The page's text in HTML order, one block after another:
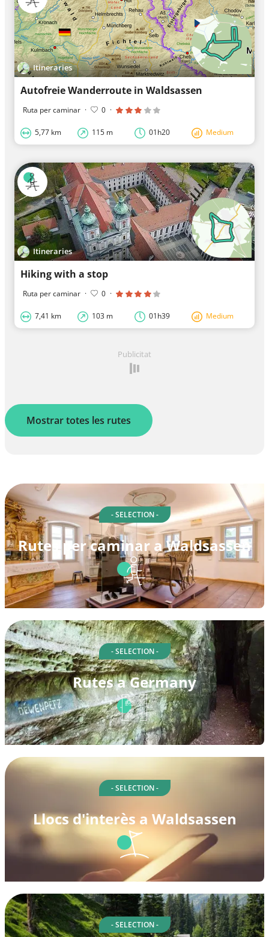
Itineraries
Autofreie Wanderroute in Waldsassen
Ruta per caminar · 0 ·
5,77 km 115 m 01h20 Medium
Itineraries
Hiking with a stop
Ruta per caminar · 0 ·
7,41 km 103 m 01h39 Medium
Publicitat
Mostrar totes les rutes
- SELECTION -
Rutes per caminar a Waldsassen
- SELECTION -
Rutes a Germany
- SELECTION -
Llocs d'interès a Waldsassen
- SELECTION -